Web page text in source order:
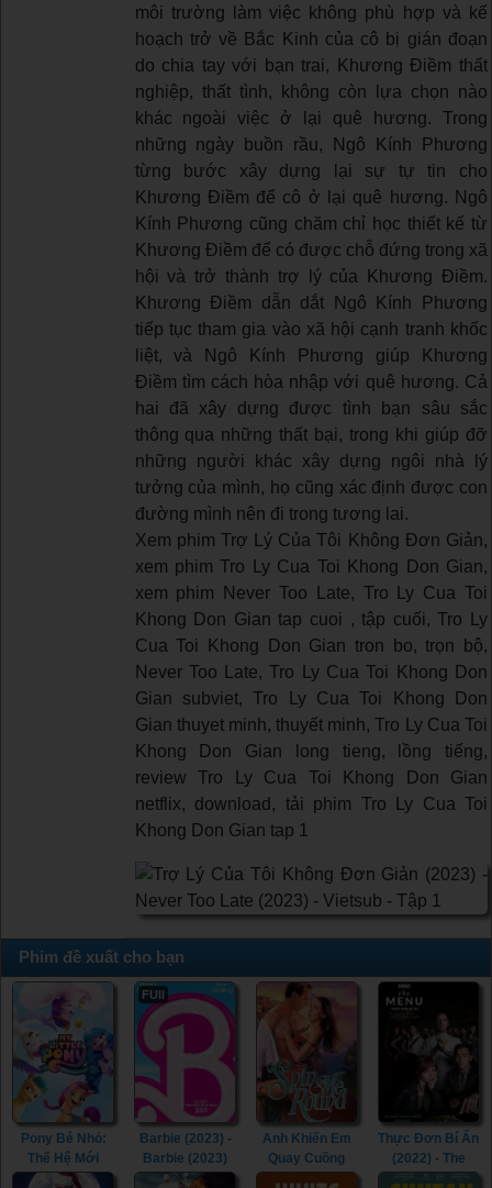
môi trường làm việc không phù hợp và kế
hoạch trở về Bắc Kinh của cô bị gián đoạn
do chia tay với bạn trai, Khương Điềm thất
nghiệp, thất tình, không còn lựa chọn nào
khác ngoài việc ở lại quê hương. Trong
những ngày buồn rầu, Ngô Kính Phương
từng bước xây dựng lại sự tự tin cho
Khương Điềm để cô ở lại quê hương. Ngô
Kính Phương cũng chăm chỉ học thiết kế từ
Khương Điềm để có được chỗ đứng trong xã
hội và trở thành trợ lý của Khương Điềm.
Khương Điềm dẫn dắt Ngô Kính Phương
tiếp tục tham gia vào xã hội cạnh tranh khốc
liệt, và Ngô Kính Phương giúp Khương
Điềm tìm cách hòa nhập với quê hương. Cả
hai đã xây dựng được tình bạn sâu sắc
thông qua những thất bại, trong khi giúp đỡ
những người khác xây dựng ngôi nhà lý
tưởng của mình, họ cũng xác định được con
đường mình nên đi trong tương lai.
Xem phim Trợ Lý Của Tôi Không Đơn Giản,
xem phim Tro Ly Cua Toi Khong Don Gian,
xem phim Never Too Late, Tro Ly Cua Toi
Khong Don Gian tap cuoi , tập cuối, Tro Ly
Cua Toi Khong Don Gian tron bo, trọn bộ,
Never Too Late, Tro Ly Cua Toi Khong Don
Gian subviet, Tro Ly Cua Toi Khong Don
Gian thuyet minh, thuyết minh, Tro Ly Cua Toi
Khong Don Gian long tieng, lồng tiếng,
review Tro Ly Cua Toi Khong Don Gian
netflix, download, tải phim Tro Ly Cua Toi
Khong Don Gian tap 1
Phim đề xuất cho bạn
Pony Bé Nhỏ:
Thế Hệ Mới
(2021) - My
FUll
Barbie (2023) -
Barbie (2023)
Anh Khiến Em
Quay Cuồng
(2022) - Spin Me
Thực Đơn Bí Ẩn
(2022) - The